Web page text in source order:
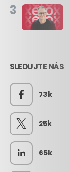
3
SLEDUJTE NÁS
73k
25k
65k